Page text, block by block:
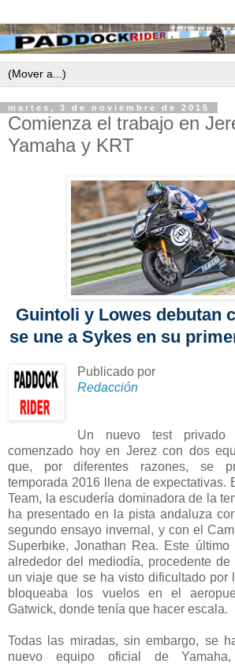
martes, 3 de noviembre de 2015
Comienza el trabajo en
Yamaha y KRT
Guintoli y Lowes debutan
se une a Sykes en su
Publicado por
Redacción
Un nuevo test
comenzado hoy en Jerez con dos
que, por diferentes razones, se
temporada 2016 llena de expectativas.
Team, la escudería dominadora de la
ha presentado en la pista andaluza
segundo ensayo invernal, y con el
Superbike, Jonathan Rea. Este
alrededor del mediodía, procedente
un viaje que se ha visto dificultado por
bloqueaba los vuelos en el
Gatwick, donde tenía que hacer escala.
Todas las miradas, sin embargo, se
nuevo equipo oficial de